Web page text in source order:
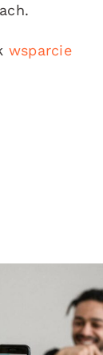
wsparcie
metody